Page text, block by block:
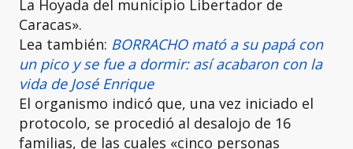
La Hoyada del municipio Libertador de
Caracas».
Lea también: BORRACHO mató a su papá con
un pico y se fue a dormir: así acabaron con la
vida de José Enrique
El organismo indicó que, una vez iniciado el
protocolo, se procedió al desalojo de 16
familias, de las cuales «cinco personas